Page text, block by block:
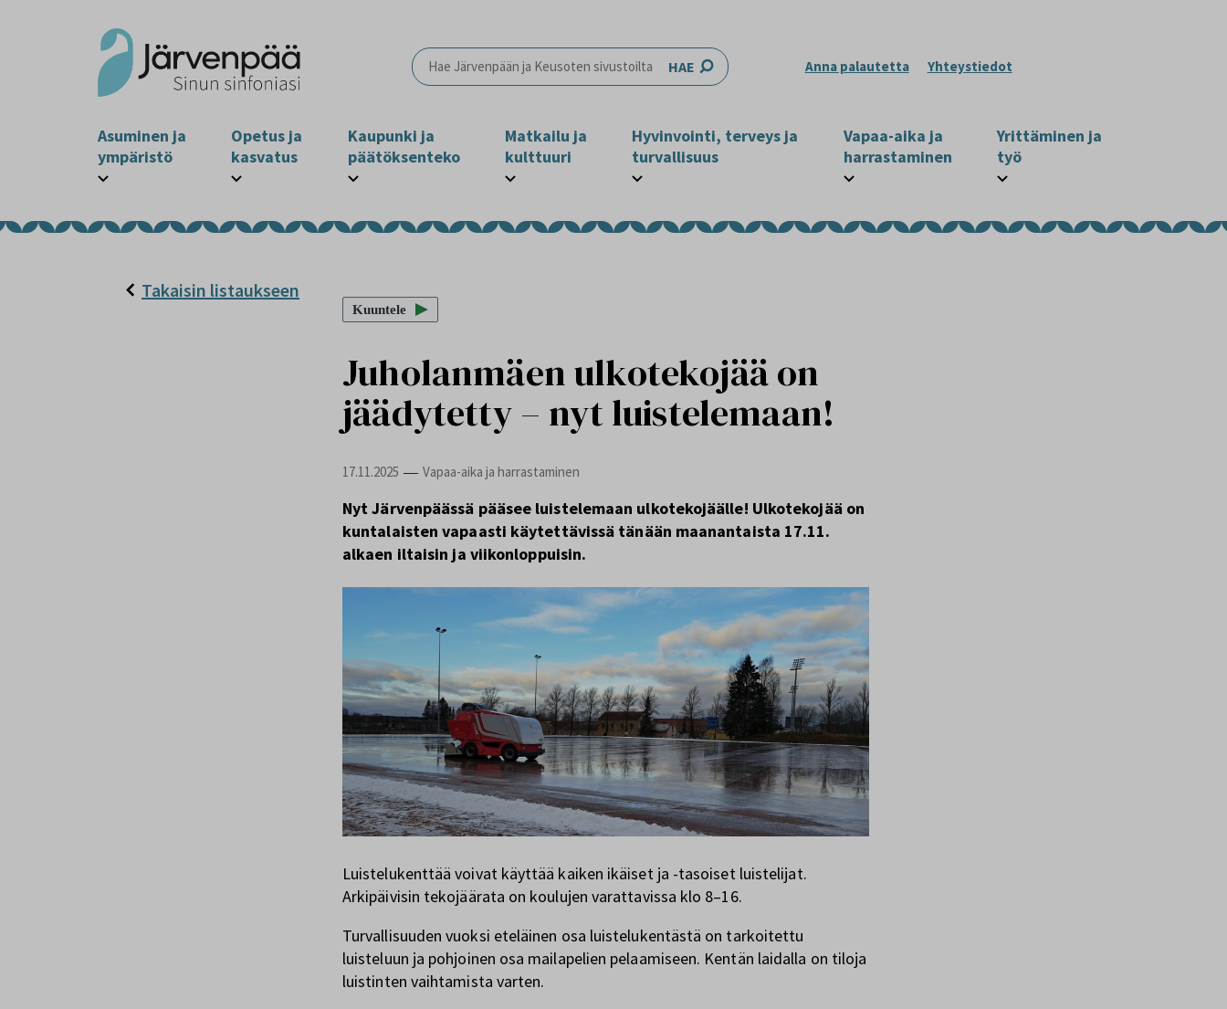
HAE Anna palautetta Yhteystiedot
Asuminen ja
ympäristö
Opetus ja
kasvatus
Kaupunki ja
päätöksenteko
Matkailu ja
kulttuuri
Hyvinvointi, terveys ja
turvallisuus
Vapaa-aika ja
harrastaminen
Yrittäminen ja
työ
Takaisin listaukseen
Kuuntele
Juholanmäen ulkotekojää on
jäädytetty – nyt luistelemaan!
17.11.2025 — Vapaa-aika ja harrastaminen
Nyt Järvenpäässä pääsee luistelemaan ulkotekojäälle! Ulkotekojää on
kuntalaisten vapaasti käytettävissä tänään maanantaista 17.11.
alkaen iltaisin ja viikonloppuisin.
Luistelukenttää voivat käyttää kaiken ikäiset ja -tasoiset luistelijat.
Arkipäivisin tekojäärata on koulujen varattavissa klo 8–16.
Turvallisuuden vuoksi eteläinen osa luistelukentästä on tarkoitettu
luisteluun ja pohjoinen osa mailapelien pelaamiseen. Kentän laidalla on tiloja
luistinten vaihtamista varten.